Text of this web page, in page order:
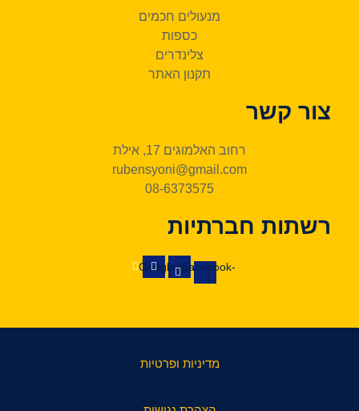
מנעולים חכמים
כספות
צלינדרים
תקנון האתר
צור קשר
רחוב האלמוגים 17, אילת
rubensyoni@gmail.com
08-6373575
רשתות חברתיות
Facebook-
f
Instagram
Google
מדיניות ופרטיות